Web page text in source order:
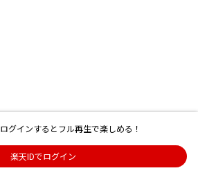
ログインするとフル再生で楽しめる！
楽天IDでログイン